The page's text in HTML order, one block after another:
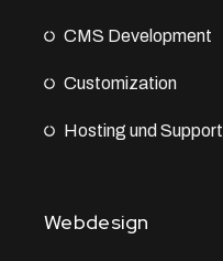
CMS Development
Customization
Hosting und Support
Webdesign